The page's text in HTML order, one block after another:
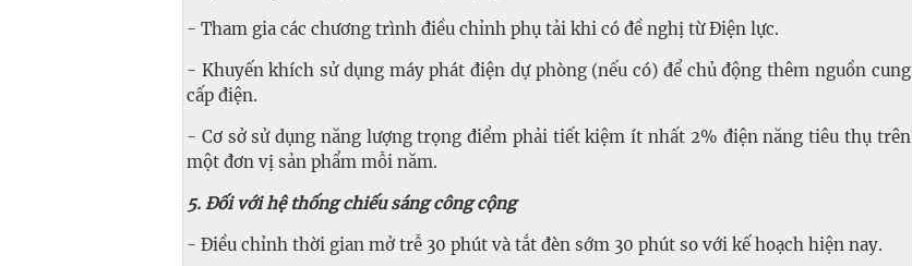
- Tham gia các chương trình điều chỉnh phụ tải khi có đề nghị từ Điện lực.
- Khuyến khích sử dụng máy phát điện dự phòng (nếu có) để chủ động thêm nguồn cung
cấp điện.
- Cơ sở sử dụng năng lượng trọng điểm phải tiết kiệm ít nhất 2% điện năng tiêu thụ trên
một đơn vị sản phẩm mỗi năm.
5. Đối với hệ thống chiếu sáng công cộng
- Điều chỉnh thời gian mở trễ 30 phút và tắt đèn sớm 30 phút so với kế hoạch hiện nay.